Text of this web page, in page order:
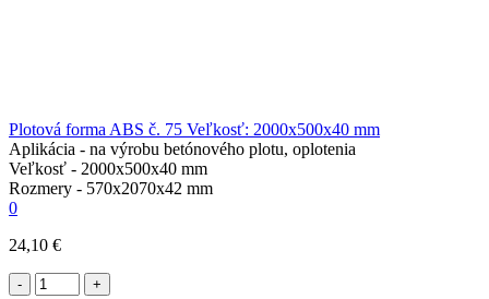
Plotová forma ABS č. 75 Veľkosť: 2000x500x40 mm
Aplikácia - na výrobu betónového plotu, oplotenia
Veľkosť - 2000х500х40 mm
Rozmery - 570х2070х42 mm
0
24,10 €
- +